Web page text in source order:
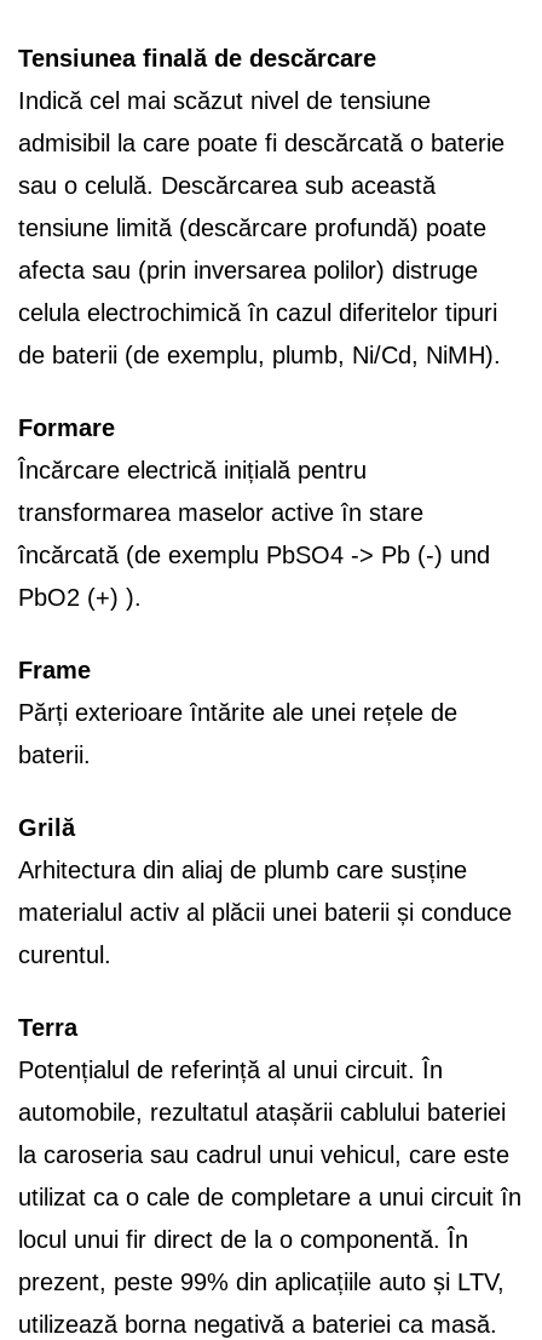
Tensiunea finală de descărcare
Indică cel mai scăzut nivel de tensiune
admisibil la care poate fi descărcată o baterie
sau o celulă. Descărcarea sub această
tensiune limită (descărcare profundă) poate
afecta sau (prin inversarea polilor) distruge
celula electrochimică în cazul diferitelor tipuri
de baterii (de exemplu, plumb, Ni/Cd, NiMH).
Formare
Încărcare electrică inițială pentru
transformarea maselor active în stare
încărcată (de exemplu PbSO4 -> Pb (-) und
PbO2 (+) ).
Frame
Părți exterioare întărite ale unei rețele de
baterii.
Grilă
Arhitectura din aliaj de plumb care susține
materialul activ al plăcii unei baterii și conduce
curentul.
Terra
Potențialul de referință al unui circuit. În
automobile, rezultatul atașării cablului bateriei
la caroseria sau cadrul unui vehicul, care este
utilizat ca o cale de completare a unui circuit în
locul unui fir direct de la o componentă. În
prezent, peste 99% din aplicațiile auto și LTV,
utilizează borna negativă a bateriei ca masă.